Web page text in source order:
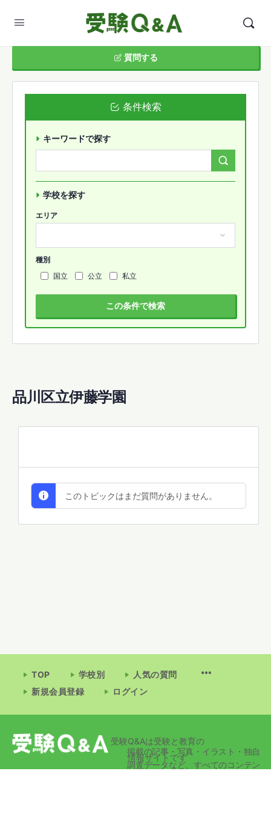
品川区立伊藤学園
このトピックはまだ質問がありません。
質問する
条件検索
キーワードで探す
学校を探す
エリア
種別
国立
公立 私立
この条件で検索
TOP 学校別
人気の質問
新規会員登録
ログイン
受験Q&Aは受験と教育の
情報サイトです
掲載の記事・写真・イラスト・独自
調査データなど、すべてのコンテン